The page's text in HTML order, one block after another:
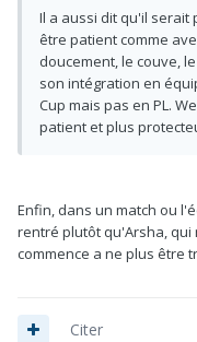
Il a aussi dit qu'il serait
être patient comme
doucement, le couve,
son intégration en
Cup mais pas en PL.
patient et plus
Enfin, dans un match ou
rentré plutôt qu'Arsha, qui
commence a ne plus être
Citer